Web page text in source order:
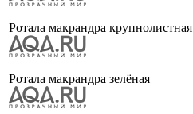
Ротала макрандра крупнолистная
Ротала макрандра зелёная